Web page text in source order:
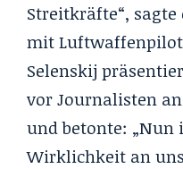
Streitkräfte“,
mit
Selenskij
vor Journalisten
und betonte:
Wirklichkeit an